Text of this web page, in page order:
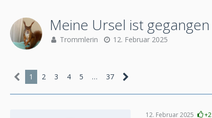
Meine Ursel ist gegangen
Trommlerin 12. Februar 2025
1 2 3 4 5 … 37
12. Februar 2025 +2